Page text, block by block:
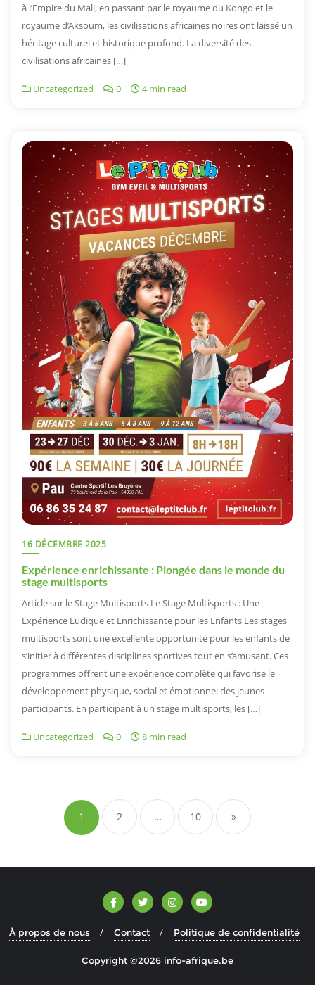
à l’Empire du Mali, en passant par le royaume du Kongo et le
royaume d’Aksoum, les civilisations africaines noires ont laissé un
héritage culturel et historique profond. La diversité des
civilisations africaines […]
Uncategorized 0 4 min read
16 DÉCEMBRE 2025
Expérience enrichissante : Plongée dans le monde du
stage multisports
Article sur le Stage Multisports Le Stage Multisports : Une
Expérience Ludique et Enrichissante pour les Enfants Les stages
multisports sont une excellente opportunité pour les enfants de
s’initier à différentes disciplines sportives tout en s’amusant. Ces
programmes offrent une expérience complète qui favorise le
développement physique, social et émotionnel des jeunes
participants. En participant à un stage multisports, les […]
Uncategorized 0 8 min read
des
articles
1 2 … 10 »
À propos de nous Contact Politique de confidentialité
Copyright ©2026 info-afrique.be